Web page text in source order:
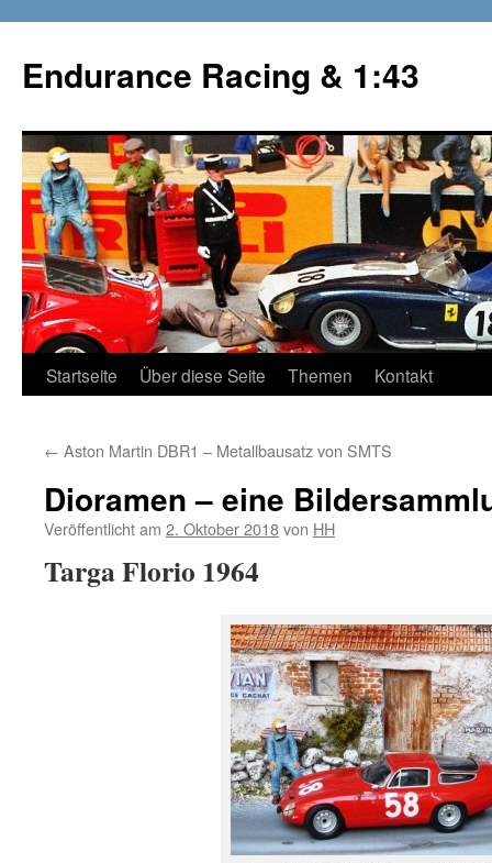
springen
Endurance Racing & 1:43
Startseite Über diese Seite Themen Kontakt
← Aston Martin DBR1 – Metallbausatz von SMTS
Dioramen – eine
Veröffentlicht am 2. Oktober 2018von HH
Targa Florio 1964